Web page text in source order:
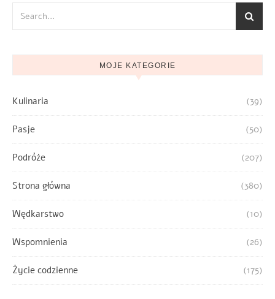
MOJE KATEGORIE
Kulinaria (39)
Pasje (50)
Podróże (207)
Strona główna (380)
Wędkarstwo (10)
Wspomnienia (26)
Życie codzienne (175)